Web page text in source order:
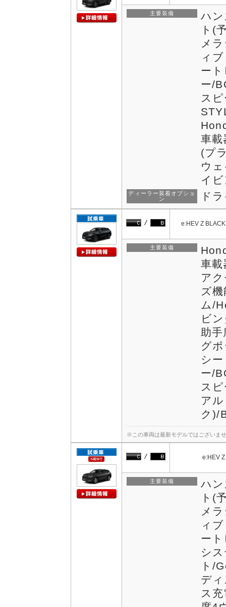
主要装備
ハ
ト(
メ
ィ
ー
ー/
ス
車
(プ
ウ
イ
ディーラー装着オプショ
ン
ド
e:HEV Z
主要装備
車
ア
ズ
ム/
ビ
助
グ
シ
ー/
ス
ア
ク)/
※この車両は最新モデルではございま
e:HEV Z
主要装備
ハ
ト(
メ
ィ
ー
シ
ト/
デ
ス